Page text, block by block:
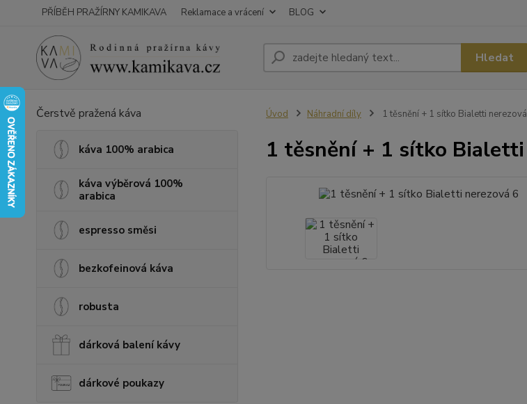
PŘÍBĚH PRAŽÍRNY KAMIKAVA Reklamace a vrácení BLOG
Hledat
Čerstvě pražená káva
káva 100% arabica
káva výběrová 100%
arabica
espresso směsi
bezkofeinová káva
robusta
dárková balení kávy
dárkové poukazy
Úvod Náhradní díly 1 těsnění + 1 sítko Bialetti
1 těsnění + 1 sítko